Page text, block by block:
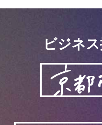
ビジネ